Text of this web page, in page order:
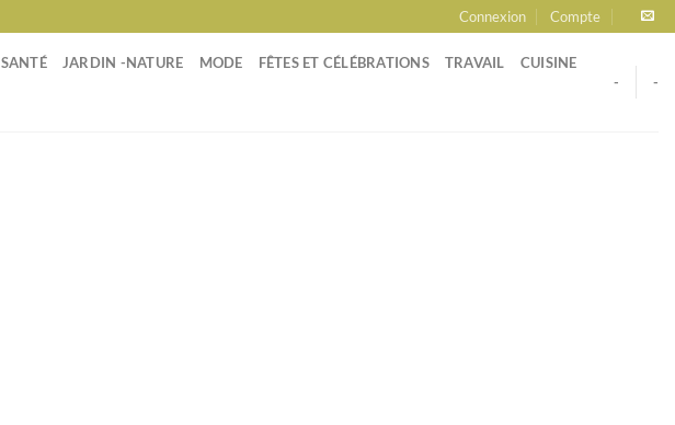
Connexion Compte
SANTÉ JARDIN -NATURE MODE FÊTES ET CÉLÉBRATIONS TRAVAIL CUISINE
- -